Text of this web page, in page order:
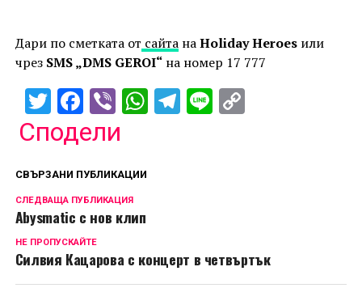
Дари по сметката от сайтанаHoliday Heroesили
чрезSMS „DMS GEROI“на номер 17 777
Twitter
Facebook
ViberWhatsApp
Telegram
LineCopy
Сподели
СВЪРЗАНИ ПУБЛИКАЦИИ
СЛЕДВАЩА ПУБЛИКАЦИЯ
Abysmatic с нов клип
НЕ ПРОПУСКАЙТЕ
Силвия Кацарова с концерт в четвъртък